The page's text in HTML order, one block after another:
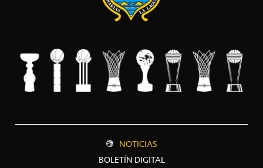
NOTICIAS
BOLETÍN DIGITAL